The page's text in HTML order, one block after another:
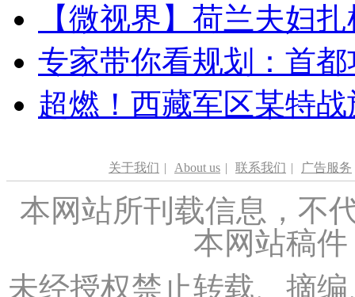
【微视界】荷兰夫妇
专家带你看规划：首
超燃！西藏军区某特
关于我们 | About us | 联系我们 | 广告服务
本网站所刊载信息，不
本网站稿
未经授权禁止转载、摘